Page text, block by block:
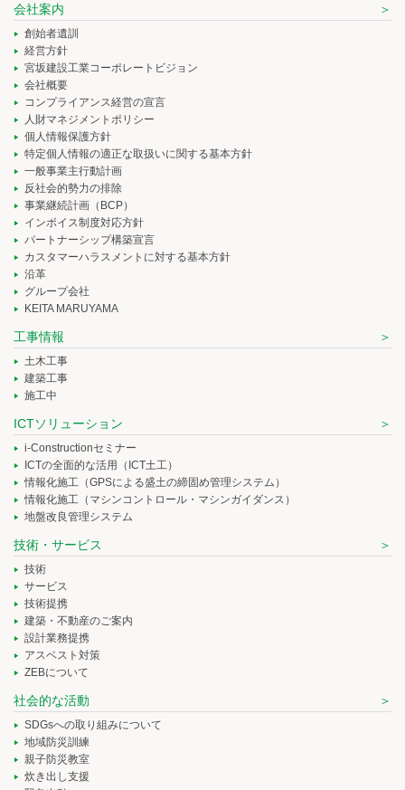
会社案内
創始者遺訓
経営方針
宮坂建設工業コーポレートビジョン
会社概要
コンプライアンス経営の宣言
人財マネジメントポリシー
個人情報保護方針
特定個人情報の適正な取扱いに関する基本方針
一般事業主行動計画
反社会的勢力の排除
事業継続計画（BCP）
インボイス制度対応方針
パートナーシップ構築宣言
カスタマーハラスメントに対する基本方針
沿革
グループ会社
KEITA MARUYAMA
工事情報
土木工事
建築工事
施工中
ICTソリューション
i-Constructionセミナー
ICTの全面的な活用（ICT土工）
情報化施工（GPSによる盛土の締固め管理システム）
情報化施工（マシンコントロール・マシンガイダンス）
地盤改良管理システム
技術・サービス
技術
サービス
技術提携
建築・不動産のご案内
設計業務提携
アスベスト対策
ZEBについて
社会的な活動
SDGsへの取り組みについて
地域防災訓練
親子防災教室
炊き出し支援